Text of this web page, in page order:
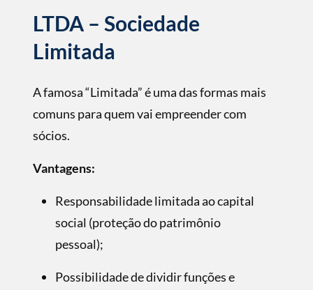
LTDA – Sociedade
Limitada
A famosa “Limitada” é uma das formas mais
comuns para quem vai empreender com
sócios.
Vantagens:
Responsabilidade limitada ao capital
social (proteção do patrimônio
pessoal);
Possibilidade de dividir funções e